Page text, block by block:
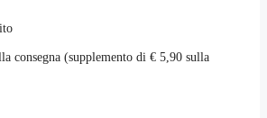
consegna (supplemento di € 5,90 sulla